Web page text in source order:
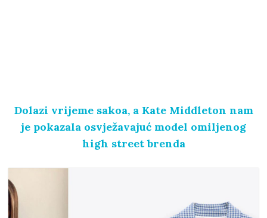
Dolazi vrijeme sakoa, a Kate Middleton nam
je pokazala osvježavajuć model omiljenog
high street brenda